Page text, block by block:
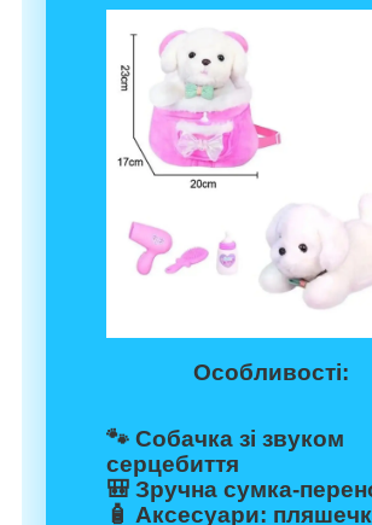
Особливості:
🐾 Собачка зі звуком
серцебиття
🎒 Зручна сумка-
🧴 Аксесуари: